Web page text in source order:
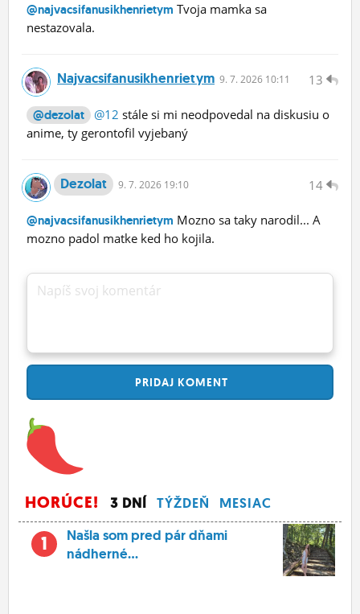
@najvacsifanusikhenrietym Tvoja mamka sa
nestazovala.
13
Najvacsifanusikhenrietym 9. 7. 2026 10:11
@dezolat @12 stále si mi neodpovedal na diskusiu o
anime, ty gerontofil vyjebaný
14
Dezolat 9. 7. 2026 19:10
@najvacsifanusikhenrietym Mozno sa taky narodil... A
mozno padol matke ked ho kojila.
Napíš svoj komentár
PRIDAJ KOMENT
HORÚCE! 3 DNÍ TÝŽDEŇ MESIAC
1
Našla som pred pár dňami
nádherné...